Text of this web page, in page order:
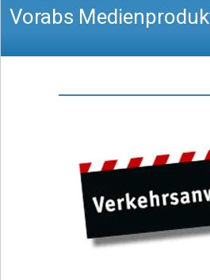
Vorabs
Nachrichten, Texte,